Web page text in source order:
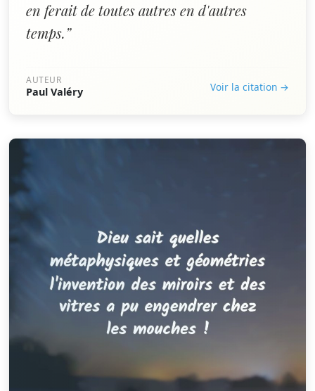
en ferait de toutes autres en d'autres
temps.”
AUTEUR
Paul Valéry Voir la citation →